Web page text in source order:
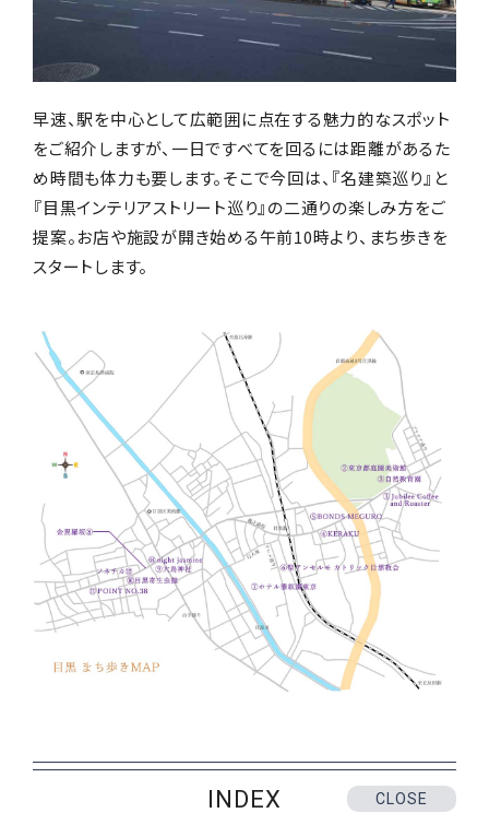
PERSON
仕事がらを理解した思いやり！ 職業によって選ぶ
"職業" に着目したプレゼント
ピックアップ記事から探す
ギフト体験の提案
新着コラム 贈答マナー
早速、駅を中心として広範囲に点在する魅力的なスポット
をご紹介しますが、一日ですべてを回るには距離があるた
め時間も体力も要します。そこで今回は、『名建築巡り』と
『目黒インテリアストリート巡り』の二通りの楽しみ方をご
提案。お店や施設が開き始める午前10時より、まち歩きを
スタートします。
INDEX CLOSE